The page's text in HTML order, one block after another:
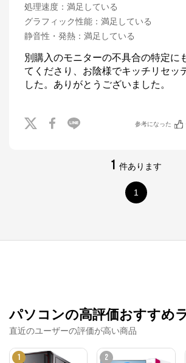
処理速度 ： 満足している
グラフィック性能 ： 満足している
静音性・発熱 ： 満足している
別購入のモニターの不具合の特定に
てくださり、お陰様でキッチリセッ
した。ありがとうございました。
参考になった
1 件あります
1
パソコンの高評価おすすめ
直近のユーザーの評価が高い商品
1 2